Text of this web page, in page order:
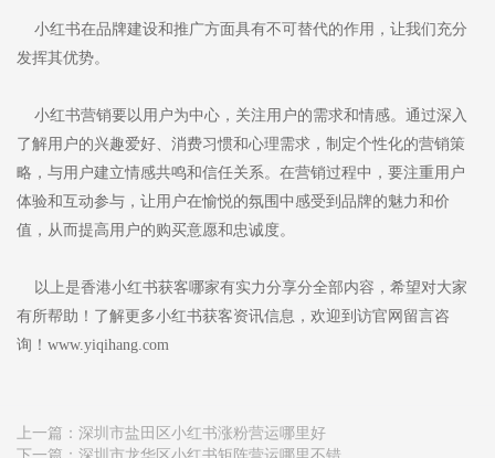
小红书在品牌建设和推广方面具有不可替代的作用，让我们充分
发挥其优势。
小红书营销要以用户为中心，关注用户的需求和情感。通过深入
了解用户的兴趣爱好、消费习惯和心理需求，制定个性化的营销策
略，与用户建立情感共鸣和信任关系。在营销过程中，要注重用户
体验和互动参与，让用户在愉悦的氛围中感受到品牌的魅力和价
值，从而提高用户的购买意愿和忠诚度。
以上是香港小红书获客哪家有实力分享分全部内容，希望对大家
有所帮助！了解更多小红书获客资讯信息，欢迎到访官网留言咨
询！www.yiqihang.com
上一篇： 深圳市盐田区小红书涨粉营运哪里好